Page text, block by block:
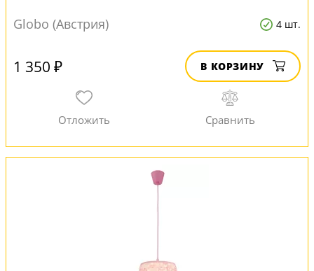
Globo (Австрия) 4 шт.
1 350 ₽ В КОРЗИНУ